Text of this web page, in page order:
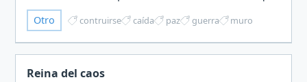
había decidido protegerme a mí misma, desde
que había decidido que si quería…
Otro contruirse caída paz guerra muro
Reina del caos